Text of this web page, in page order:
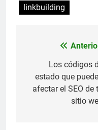
linkbuilding
Navegación
entradas
Los códigos
estado que
afectar el SEO de
sitio